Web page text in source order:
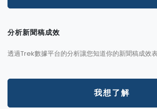
分析新聞稿成效
透過Trek數據平台的分析讓您知道你的新聞稿成效
我想了解